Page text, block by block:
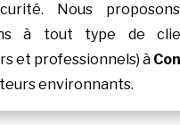
Nous
à tout type de
et professionnels) à
environnants.